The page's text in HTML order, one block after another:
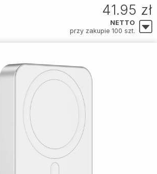
41.95 zł
NETTO
przy zakupie 100 szt.